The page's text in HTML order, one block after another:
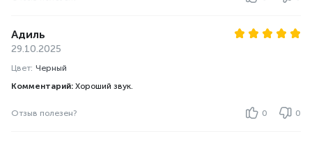
Адиль
29.10.2025
Цвет: Черный
Комментарий: Хороший звук.
Отзыв полезен? 0 0